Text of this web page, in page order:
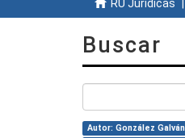
RU Jurídicas
Buscar
Autor: González